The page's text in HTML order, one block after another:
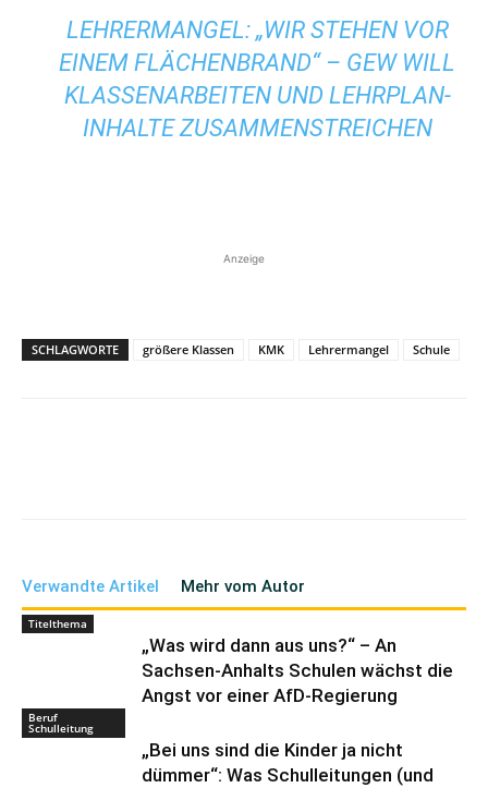
LEHRERMANGEL: „WIR STEHEN VOR
EINEM FLÄCHENBRAND“ – GEW WILL
KLASSENARBEITEN UND LEHRPLAN-
INHALTE ZUSAMMENSTREICHEN
Anzeige
SCHLAGWORTE größere Klassen KMK Lehrermangel Schule
Verwandte Artikel Mehr vom Autor
Titelthema
„Was wird dann aus uns?“ – An
Sachsen-Anhalts Schulen wächst die
Angst vor einer AfD-Regierung
Beruf
Schulleitung
„Bei uns sind die Kinder ja nicht
dümmer“: Was Schulleitungen (und